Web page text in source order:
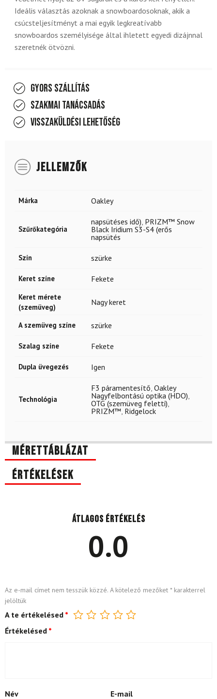
Ideális választás azoknak a snowboardosoknak, akik a
csúcsteljesítményt a mai egyik legkreatívabb
snowboardos személyisége által ihletett egyedi dizájnnal
szeretnék ötvözni.
Gyors szállítás
Szakmai tanácsadás
Visszaküldési lehetőség
JELLEMZŐK
Márka Oakley
Szűrőkategória
napsütéses idő) PRIZM™ Snow
Black Iridium S3-S4 (erős
napsütés
Szín szürke
Keret színe Fekete
Keret mérete
(szemüveg)
Nagy keret
A szemüveg színe szürke
Szalag színe Fekete
Dupla üvegezés Igen
Technológia
F3 páramentesítő Oakley
Nagyfelbontású optika (HDO)
OTG (szemüveg feletti)
PRIZM™ Ridgelock
Mérettáblázat
Értékelések
Átlagos értékelés
0.0
Az e-mail címet nem tesszük közzé. A kötelező mezőket *karakterrel
jelöltük
A te értékelésed *
Értékelésed *
Név E-mail